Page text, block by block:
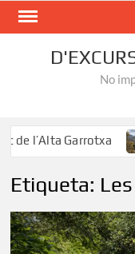
Skip
No
l’Alta Garrotxa
Etiqueta: